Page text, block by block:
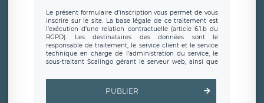
Le présent formulaire d’inscription vous permet de vous
inscrire sur le site. La base légale de ce traitement est
l’exécution d’une relation contractuelle (article 6.1.b du
RGPD). Les destinataires des données sont le
responsable de traitement, le service client et le service
technique en charge de l’administration du service, le
sous-traitant Scalingo gérant le serveur web, ainsi que
toute personne légalement autorisée. Le formulaire
d’inscription est hébergé sur un serveur hébergé par
clauses de
protection conformes au RGPD
. Les données collectées
PUBLIER